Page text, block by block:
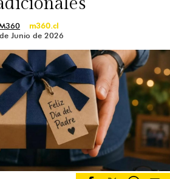
todo! Ya que además
cafés y, con
sorprendiendo a sus
la marca esta vez
café aromatizado
m360.cl
Junio de 2026